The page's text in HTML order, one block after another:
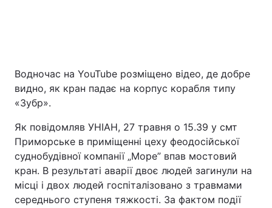
Водночас на YouTube розміщено відео, де добре
видно, як кран падає на корпус корабля типу
«Зубр».
Як повідомляв УНІАН, 27 травня о 15.39 у смт
Приморське в приміщенні цеху феодосійської
суднобудівної компанії „Море” впав мостовий
кран. В результаті аварії двоє людей загинули на
місці і двох людей госпіталізовано з травмами
середнього ступеня тяжкості. За фактом події